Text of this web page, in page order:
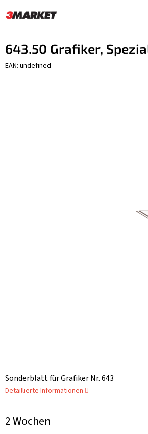
Inhalt
643.50 Grafiker,
EAN: undefined
2 Wochen
Sonderblatt für Grafiker Nr. 643
Detaillierte Informationen